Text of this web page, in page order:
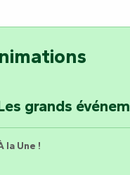
Se la couler
barque dans le
Explorez la
grands
la Une !
!